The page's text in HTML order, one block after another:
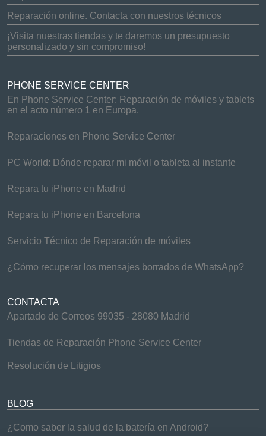
Reparación online. Contacta con nuestros técnicos
¡Visita nuestras tiendas y te daremos un presupuesto
personalizado y sin compromiso!
PHONE SERVICE CENTER
En Phone Service Center: Reparación de móviles y tablets
en el acto número 1 en Europa.
Reparaciones en Phone Service Center
PC World: Dónde reparar mi móvil o tableta al instante
Repara tu iPhone en Madrid
Repara tu iPhone en Barcelona
Servicio Técnico de Reparación de móviles
¿Cómo recuperar los mensajes borrados de WhatsApp?
CONTACTA
Apartado de Correos 99035 - 28080 Madrid
Tiendas de Reparación Phone Service Center
Resolución de Litigios
BLOG
¿Como saber la salud de la batería en Android?